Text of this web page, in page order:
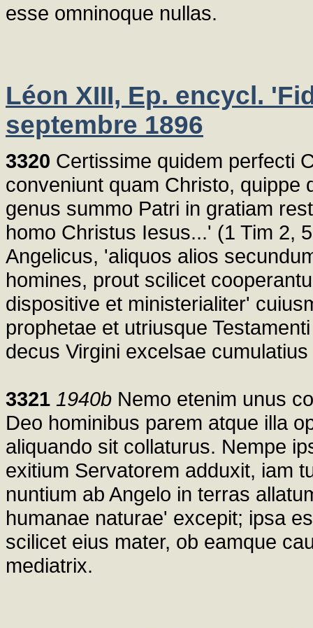
esse omninoque nullas.
Léon XIII, Ep. encycl.
septembre 1896
3320 Certissime quidem perfecti
conveniunt quam Christo, quippe
genus summo Patri in gratiam
homo Christus Iesus...' (1 Tim 2,
Angelicus, 'aliquos alios
homines, prout scilicet
dispositive et ministerialiter'
prophetae et utriusque
decus Virgini excelsae
3321 1940b Nemo etenim unus
Deo hominibus parem atque illa
aliquando sit collaturus. Nempe
exitium Servatorem adduxit, iam
nuntium ab Angelo in terras
humanae naturae' excepit; ipsa
scilicet eius mater, ob eamque
mediatrix.